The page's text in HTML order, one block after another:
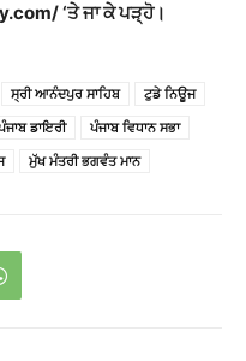
‘ਤੇ ਜਾ ਕੇ ਪੜ੍ਹੋ।
ਸ੍ਰੀ ਆਨੰਦਪੁਰ ਸਾਹਿਬ
ਟੁਡੇ ਨਿਊਜ
ਡਾਇਰੀ
ਪੰਜਾਬ ਵਿਧਾਨ ਸਭਾ
ਮੁੱਖ ਮੰਤਰੀ ਭਗਵੰਤ ਮਾਨ